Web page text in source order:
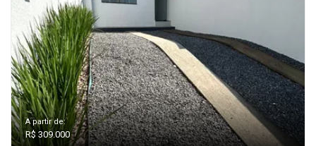
A partir de:
R$ 309.000